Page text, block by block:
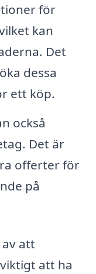
för
kan
Det
dessa
ett köp.
också
Det är
offerter för
på
att
att ha